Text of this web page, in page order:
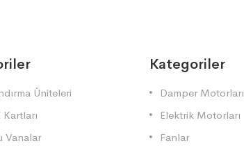
Üniteleri
Vanalar
Kategoriler
Damper Motorları
Elektrik Motorları
Fanlar